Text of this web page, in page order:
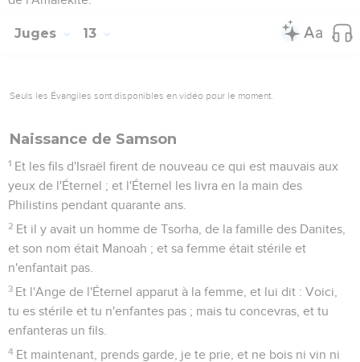
Juges 13
Seuls les Évangiles sont disponibles en vidéo pour le moment.
Naissance de Samson
1 Et les fils d'Israël firent de nouveau ce qui est mauvais aux
yeux de l'Éternel ; et l'Éternel les livra en la main des
Philistins pendant quarante ans.
2 Et il y avait un homme de Tsorha, de la famille des Danites,
et son nom était Manoah ; et sa femme était stérile et
n'enfantait pas.
3 Et l'Ange de l'Éternel apparut à la femme, et lui dit : Voici,
tu es stérile et tu n'enfantes pas ; mais tu concevras, et tu
enfanteras un fils.
4 Et maintenant, prends garde, je te prie, et ne bois ni vin ni